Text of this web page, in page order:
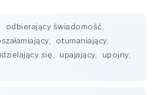
odbierający świadomość
, otumaniający,
się upajający, upojny,